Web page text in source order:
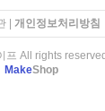
| 개인정보처리방침
프 All rights
MakeShop